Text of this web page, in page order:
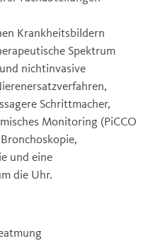
Krankheitsbildern
Spektrum
nichtinvasive
Schrittmacher,
Monitoring (PiCCO
und eine
die Uhr.